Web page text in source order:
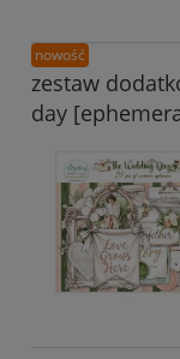
zestaw
day
nowość